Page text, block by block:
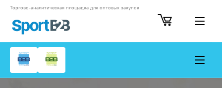
Торгово-аналитическая площадка для оптовых закупок